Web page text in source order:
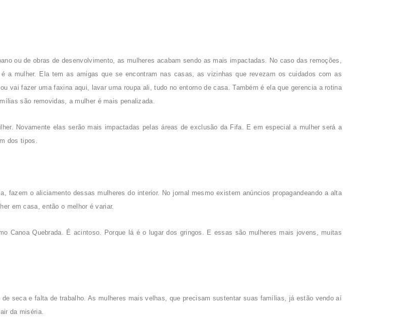
ou de obras de desenvolvimento, as mulheres acabam sendo as mais impactadas. No caso das remoções,
a mulher. Ela tem as amigas que se encontram nas casas, as vizinhas que revezam os cuidados com as
vai fazer uma faxina aqui, lavar uma roupa ali, tudo no entorno de casa. Também é ela que gerencia a rotina
são removidas, a mulher é mais penalizada.
Novamente elas serão mais impactadas pelas áreas de exclusão da Fifa. E em especial a mulher será a
dos tipos.
fazem o aliciamento dessas mulheres do interior. No jornal mesmo existem anúncios propagandeando a alta
em casa, então o melhor é variar.
Canoa Quebrada. É acintoso. Porque lá é o lugar dos gringos. E essas são mulheres mais jovens, muitas
seca e falta de trabalho. As mulheres mais velhas, que precisam sustentar suas famílias, já estão vendo aí
da miséria.